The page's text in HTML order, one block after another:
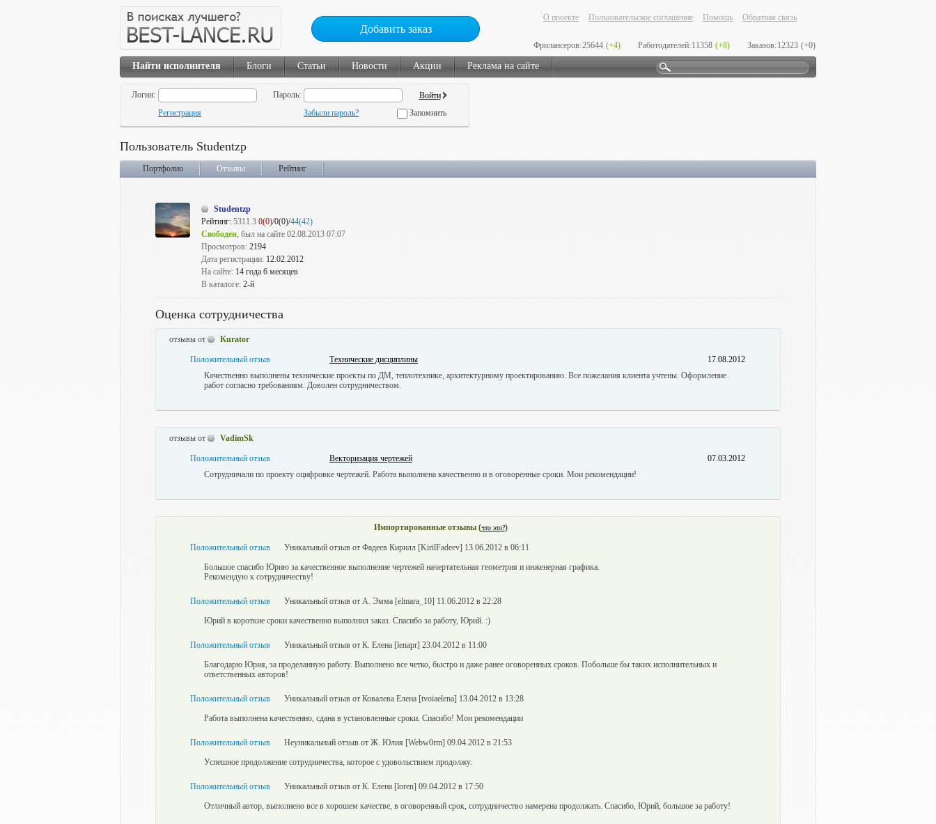
Добавить заказ
О проекте Пользовательское соглашение Помощь Обратная связь
Фрилансеров:25644 (+4) Работодателей:11358 (+8) Заказов:12323 (+0)
Найти исполнителя Блоги Статьи Новости Акции Реклама на сайте
Логин:
Пароль:
Регистрация
Забыли пароль? Запомнить
Пользователь Studentzp
Портфолио Отзывы Рейтинг
Studentzp
Рейтинг: 5311.3 0(0)/0(0)/44(42)
Свободен, был на сайте 02.08.2013 07:07
Просмотров: 2194
Дата регистрации: 12.02.2012
На сайте: 14 года 6 месяцев
В каталоге: 2-й
Оценка сотрудничества
отзывы от Kurator
Положительный отзыв Технические дисциплины
17.08.2012
Качественно выполнены технические проекты по ДМ, теплотехнике, архитектурному проектированию. Все пожелания клиента учтены. Оформление
работ согласно требованиям. Доволен сотрудничеством.
отзывы от VadimSk
Положительный отзыв Векторизация чертежей
07.03.2012
Сотрудничали по проекту оцифровке чертежей. Работа выполнена качественно и в оговоренные сроки. Мои рекомендации!
Импортированные отзывы (что это?)
Положительный отзыв
Уникальный отзыв от Фадеев Кирилл [KirilFadeev] 13.06.2012 в 06:11
Большое спасибо Юрию за качественное выполнение чертежей начертательная геометрия и инженерная графика.
Рекомендую к сотрудничеству!
Положительный отзыв
Уникальный отзыв от А. Эмма [elmara_10] 11.06.2012 в 22:28
Юрий в короткие сроки качественно выполнил заказ. Спасибо за работу, Юрий. :)
Положительный отзыв
Уникальный отзыв от К. Елена [lenapr] 23.04.2012 в 11:00
Благодарю Юрия, за проделанную работу. Выполнено все четко, быстро и даже ранее оговоренных сроков. Побольше бы таких исполнительных и
ответственных авторов!
Положительный отзыв
Уникальный отзыв от Ковалева Елена [tvoiaelena] 13.04.2012 в 13:28
Работа выполнена качественно, сдана в установленные сроки. Спасибо! Мои рекомендации
Положительный отзыв
Неуникальный отзыв от Ж. Юлия [Webw0rm] 09.04.2012 в 21:53
Успешное продолжение сотрудничества, которое с удовольствием продолжу.
Положительный отзыв
Уникальный отзыв от К. Елена [loren] 09.04.2012 в 17:50
Отличный автор, выполнено все в хорошем качестве, в оговоренный срок, сотрудничество намерена продолжать. Спасибо, Юрий, большое за работу!